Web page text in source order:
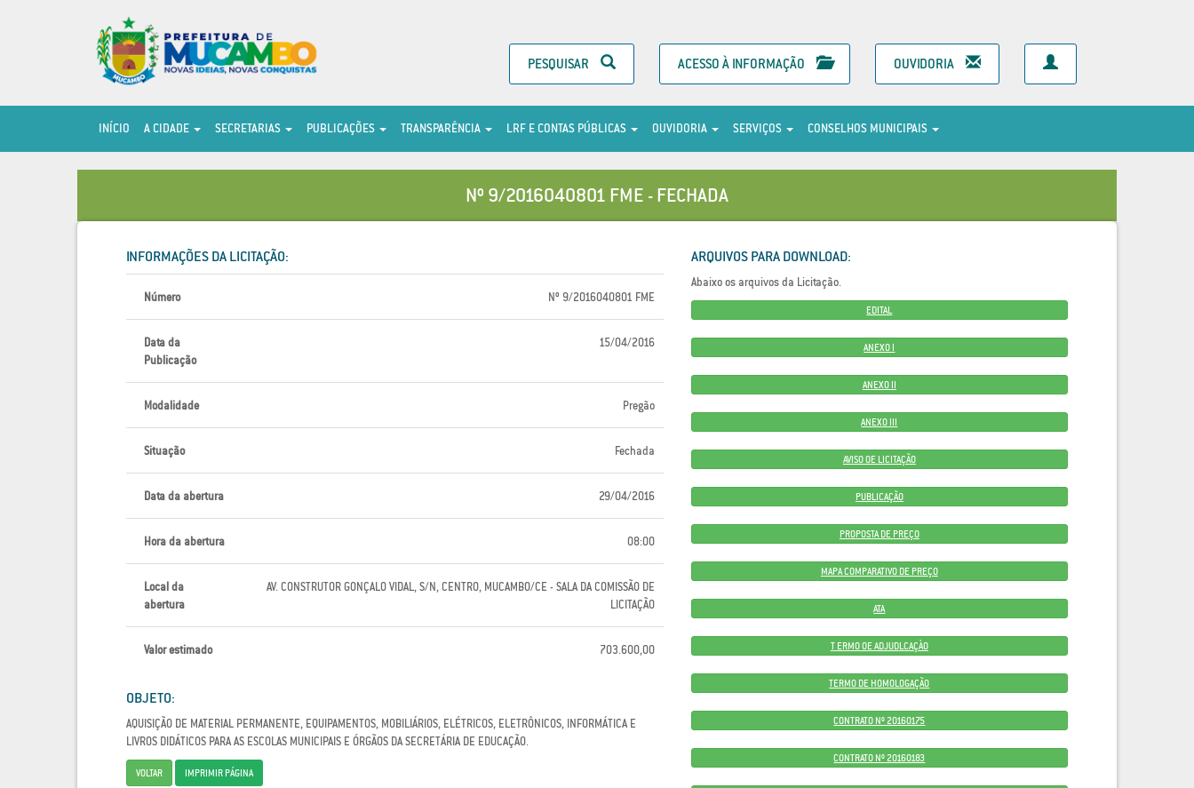
PESQUISAR ACESSO À INFORMAÇÃO OUVIDORIA
INÍCIO A CIDADE SECRETARIAS PUBLICAÇÕES TRANSPARÊNCIA LRF E CONTAS PÚBLICAS OUVIDORIA SERVIÇOS CONSELHOS MUNICIPAIS
Nº 9/2016040801 FME - FECHADA
INFORMAÇÕES DA LICITAÇÃO:
Número Nº 9/2016040801 FME
Data da
Publicação
15/04/2016
Modalidade Pregão
Situação Fechada
Data da abertura 29/04/2016
Hora da abertura 08:00
Local da
abertura
AV. CONSTRUTOR GONÇALO VIDAL, S/N, CENTRO, MUCAMBO/CE - SALA DA COMISSÃO DE
LICITAÇÃO
Valor estimado 703.600,00
OBJETO:
AQUISIÇÃO DE MATERIAL PERMANENTE, EQUIPAMENTOS, MOBILIÁRIOS, ELÉTRICOS, ELETRÔNICOS, INFORMÁTICA E
LIVROS DIDÁTICOS PARA AS ESCOLAS MUNICIPAIS E ÓRGÃOS DA SECRETÁRIA DE EDUCAÇÃO.
VOLTAR IMPRIMIR PÁGINA
ARQUIVOS PARA DOWNLOAD:
Abaixo os arquivos da Licitação.
EDITAL
ANEXO I
ANEXO II
ANEXO III
AVISO OE LICITAÇÃO
PUBLICAÇÃO
PROPOSTA DE PREÇO
MAPA COMPARATIVO DE PREÇO
ATA
T ERMO OE ADJUDLCAÇÀO
TERMO DE HOMOLOGAÇÃO
CONTRATO Nº 20160175
CONTRATO Nº 20160183